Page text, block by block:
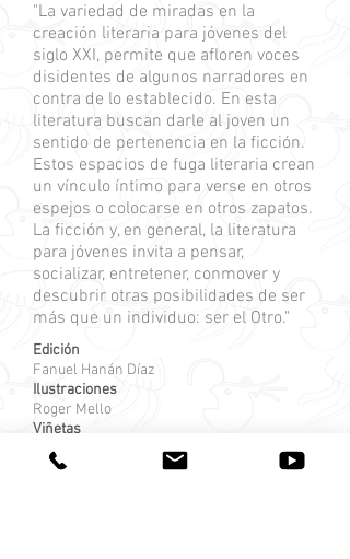
"La variedad de miradas en la
creación literaria para jóvenes del
siglo XXI, permite que afloren voces
disidentes de algunos narradores en
contra de lo establecido. En esta
literatura buscan darle al joven un
sentido de pertenencia en la ficción.
Estos espacios de fuga literaria crean
un vínculo íntimo para verse en otros
espejos o colocarse en otros zapatos.
La ficción y, en general, la literatura
para jóvenes invita a pensar,
socializar, entretener, conmover y
descubrir otras posibilidades de ser
más que un individuo: ser el Otro."
Edición
Fanuel Hanán Díaz
Ilustraciones
Roger Mello
Viñetas
Roberto Echeto
Diseño